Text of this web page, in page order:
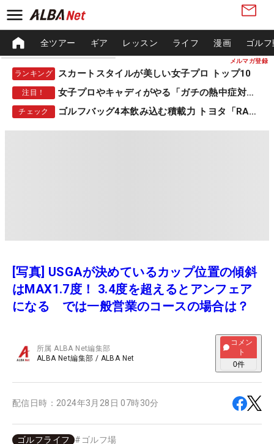
メルマガ登録
全ツアー ギア レッスン ライフ 漫画 ゴル
ランキング スカートスタイルが美しい女子プロ トップ10
注目！ 女子プロやキャディがやる「ガチの熱中症対策」
チェック ゴルフバッグ4本飲み込む積載力 トヨタ「RAV4」
[写真] USGAが決めているカップ位置の傾斜
はMAX1.7度！ 3.4度を超えるとアンフェア
になる では一般営業のコースの場合は？
所属ALBA Net編集部
ALBA Net編集部 / ALBA Net
コメン
ト
0件
配信日時： 2024年3月28日 07時30分
ゴルフライフ # ゴルフ場